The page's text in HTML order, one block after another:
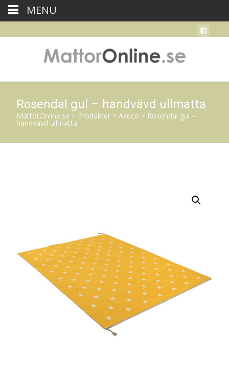
Rosendal gul – handvävd ullmatta
MattorOnline.se > Produkter > Axeco > Rosendal gul –
handvävd ullmatta
MENU